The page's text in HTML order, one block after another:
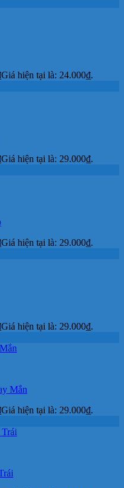
Giá hiện tại là: 24.000₫.
Giá hiện tại là: 29.000₫.
Giá hiện tại là: 29.000₫.
Giá hiện tại là: 29.000₫.
Mắn
Giá hiện tại là: 29.000₫.